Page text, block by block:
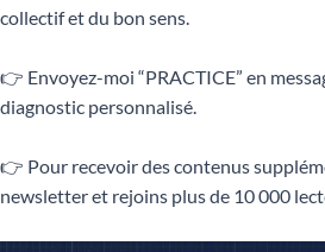
collectif et du bon sens.
👉 Envoyez-moi “PRACTICE” en
diagnostic personnalisé.
👉 Pour recevoir des contenus
newsletter et rejoins plus de 10 000